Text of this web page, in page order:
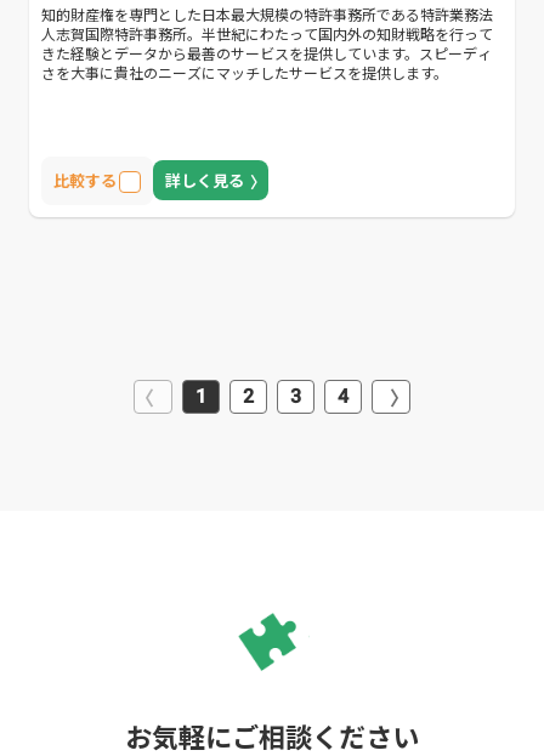
知的財産権を専門とした日本最大規模の特許事務所である特許業務法
人志賀国際特許事務所。半世紀にわたって国内外の知財戦略を行って
きた経験とデータから最善のサービスを提供しています。スピーディ
さを大事に貴社のニーズにマッチしたサービスを提供します。
比較する 詳しく見る
1 2 3 4
お気軽にご相談ください